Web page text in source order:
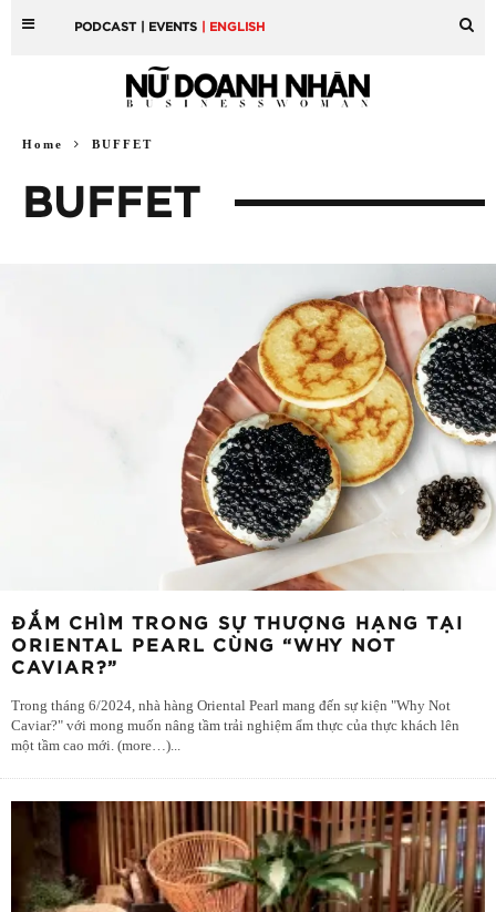
PODCAST | EVENTS | ENGLISH
Home BUFFET
BUFFET
ĐẮM CHÌM TRONG SỰ THƯỢNG HẠNG TẠI
ORIENTAL PEARL CÙNG “WHY NOT
CAVIAR?”
Trong tháng 6/2024, nhà hàng Oriental Pearl mang đến sự kiện "Why Not
Caviar?" với mong muốn nâng tầm trải nghiệm ẩm thực của thực khách lên
một tầm cao mới. (more…)...